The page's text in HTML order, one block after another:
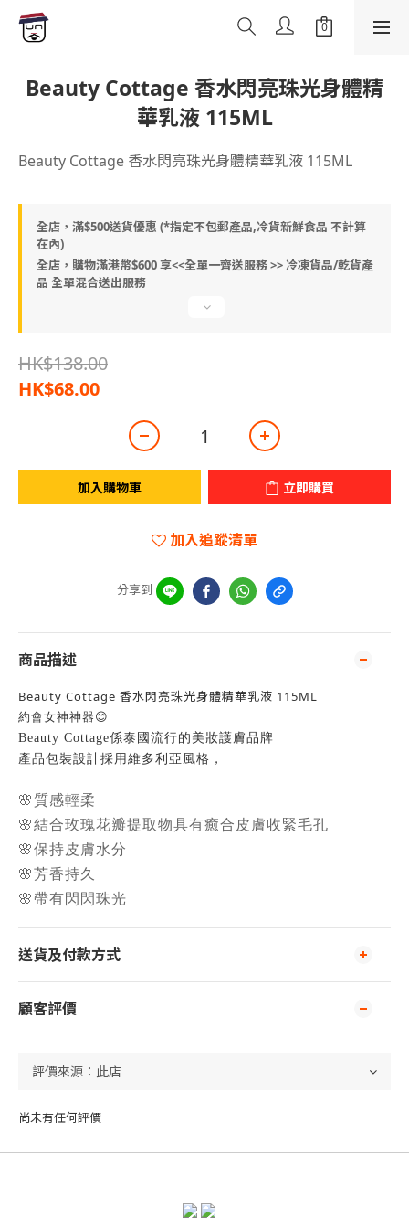
Beauty Cottage 香水閃亮珠光身體精
華乳液 115ML
Beauty Cottage 香水閃亮珠光身體精華乳液 115ML
全店，滿$500送貨優惠 (*指定不包郵產品,冷貨新鮮食品 不計算
在內)
全店，購物滿港幣$600 享<<全單一齊送服務 >> 冷凍貨品/乾貨產
品 全單混合送出服務
HK$138.00
HK$68.00
加入購物車 立即購買
加入追蹤清單
分享到
商品描述
Beauty Cottage 香水閃亮珠光身體精華乳液 115ML
約會女神神器 😊
Beauty Cottage係泰國流行的 美妝護膚品牌
產品包裝設計採用維多利亞風格，
🌸質感輕柔
🌸結合玫瑰花瓣提取物具有癒合皮膚收緊毛孔
🌸保持皮膚水分
🌸芳香持久
🌸帶有閃閃珠光
送貨及付款方式
顧客評價
尚未有任何評價